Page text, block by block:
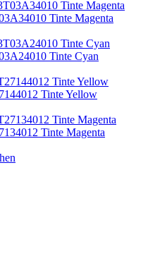
Tinte Magenta
Tinte Cyan
Tinte Yellow
Tinte Magenta